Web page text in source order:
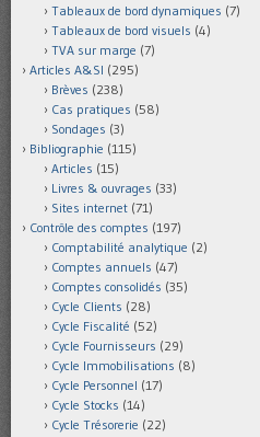
Tableaux de bord dynamiques (7)
Tableaux de bord visuels (4)
TVA sur marge (7)
Articles A&SI (295)
Brèves (238)
Cas pratiques (58)
Sondages (3)
Bibliographie (115)
Articles (15)
Livres & ouvrages (33)
Sites internet (71)
Contrôle des comptes (197)
Comptabilité analytique (2)
Comptes annuels (47)
Comptes consolidés (35)
Cycle Clients (28)
Cycle Fiscalité (52)
Cycle Fournisseurs (29)
Cycle Immobilisations (8)
Cycle Personnel (17)
Cycle Stocks (14)
Cycle Trésorerie (22)